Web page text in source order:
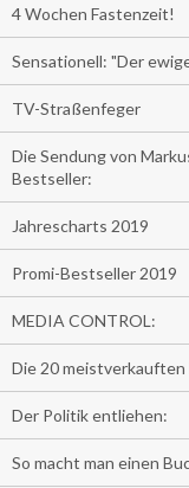
4 Wochen Fastenzeit!
Sensationell: "Der
TV-Straßenfeger
Die Sendung von
Bestseller:
Jahrescharts 2019
Promi-Bestseller 2019
MEDIA CONTROL:
Die 20 meistverkauften
Der Politik entliehen:
So macht man einen